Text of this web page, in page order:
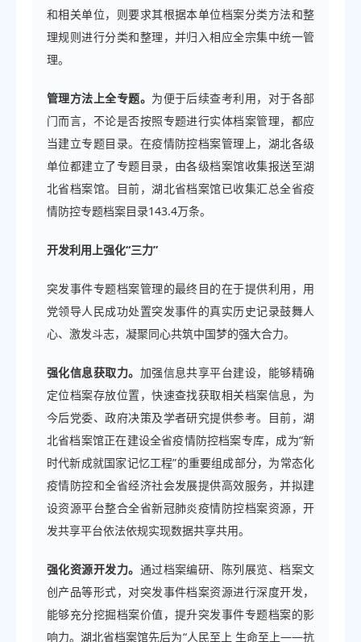
和相关单位，则要求其根据本单位档案分类方法和整
理规则进行分类和整理，并归入相应全宗集中统一管
理。
管理方法上全专题。 为便于后续查考利用，对于各部
门而言，不论是否按照专题进行实体档案管理，都应
当建立专题目录。在疫情防控档案管理上，湖北各级
单位都建立了专题目录，由各级档案馆收集报送至湖
北省档案馆。目前，湖北省档案馆已收集汇总全省疫
情防控专题档案目录143.4万条。
开发利用上强化“三力”
突发事件专题档案管理的最终目的在于提供利用，用
党领导人民成功处置突发事件的真实历史记录鼓舞人
心、激发斗志，凝聚同心共筑中国梦的强大合力。
强化信息获取力。 加强信息共享平台建设，能够精确
定位档案存放位置，快速查找获取相关档案信息，为
今后党委、政府决策及学者研究提供参考。目前，湖
北省档案馆正在建设全省疫情防控档案专库，成为“新
时代新成就国家记忆工程”的重要组成部分，为常态化
疫情防控和全省经济社会发展提供高效服务，并拟建
设资源平台整合全省新冠肺炎疫情防控档案资源，开
发共享平台依法依规实现数据共享共用。
强化资源开发力。 通过档案编研、陈列展览、档案文
创产品等形式，对突发事件档案资源进行深度开发，
能够充分挖掘档案价值，提升突发事件专题档案的影
响力。湖北省档案馆先后为“人民至上 生命至上——抗